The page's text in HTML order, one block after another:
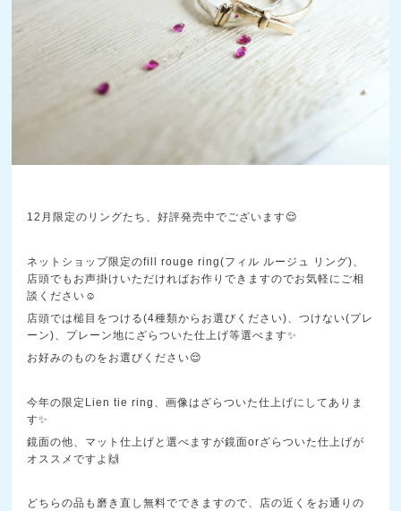
12月限定のリングたち、好評発売中でございます😌
ネットショップ限定のfill rouge ring(フィル ルージュ リング)、
店頭でもお声掛けいただければお作りできますのでお気軽にご相
談ください☺️
店頭では槌目をつける(4種類からお選びください)、つけない(プレ
ーン)、プレーン地にざらついた仕上げ等選べます✨
お好みのものをお選びください😌
今年の限定Lien tie ring、画像はざらついた仕上げにしてありま
す✨
鏡面の他、マット仕上げと選べますが鏡面orざらついた仕上げが
オススメですよ🙌
どちらの品も磨き直し無料でできますので、店の近くをお通りの